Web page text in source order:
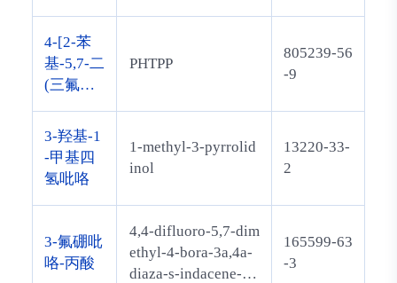
酰胺
4-[2-苯
基-5,7-二
(三氟甲
并[1,5-a]
嘧啶-3-
基]苯酚
PHTPP
805239-56
-9
3-羟基-1
-甲基四
氢吡咯
1-methyl-3-pyrrolid
inol
13220-33-
2
3-氟硼吡
咯-丙酸
4,4-difluoro-5,7-dim
ethyl-4-bora-3a,4a-
diaza-s-indacene-3-
165599-63
-3